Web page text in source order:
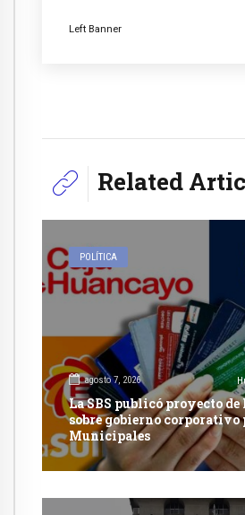
Left Banner
Related
POLÍTICA
agosto 7, 2026
La SBS publicó proyecto
sobre gobierno corporativo
Municipales